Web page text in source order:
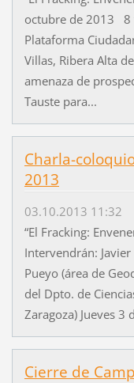
octubre de 2013 8
Plataforma
Villas, Ribera Alta
amenaza de
Tauste para...
Charla-
2013
03.10.2013 11:32
“El Fracking:
Intervendrán:
Pueyo (área de
del Dpto. de
Zaragoza) Jueves
Cierre de